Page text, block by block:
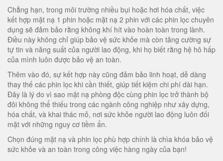
Chẳng hạn, trong môi trường nhiều bụi hoặc hơi hóa chất, việc
kết hợp mặt nạ 1 phin hoặc mặt nạ 2 phin với các phin lọc chuyên
dụng sẽ đảm bảo rằng không khí hít vào hoàn toàn trong lành.
Điều này không chỉ giúp bảo vệ sức khỏe mà còn tăng cường sự
tự tin và năng suất của người lao động, khi họ biết rằng hệ hô hấp
của mình luôn được bảo vệ an toàn.
Thêm vào đó, sự kết hợp này cũng đảm bảo linh hoạt, dễ dàng
thay thế các phin lọc khi cần thiết, giúp tiết kiệm chi phí dài hạn.
Đây là lý do vì sao mặt nạ phòng độc cùng phin lọc trở thành bộ
đôi không thể thiếu trong các ngành công nghiệp như xây dựng,
hóa chất, và khai thác mỏ, nơi sức khỏe người lao động luôn đối
mặt với những nguy cơ tiềm ẩn.
Chọn đúng mặt nạ và phin lọc phù hợp chính là chìa khóa bảo vệ
sức khỏe và an toàn trong công việc hàng ngày của bạn!